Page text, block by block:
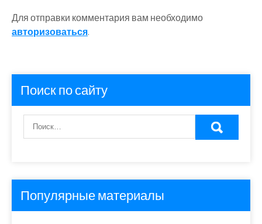
Для отправки комментария вам необходимо
авторизоваться.
Поиск по сайту
Популярные материалы